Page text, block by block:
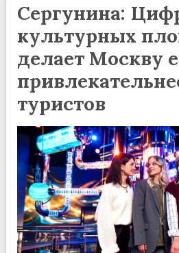
Сергунина:
культурных
делает Москву
туристов